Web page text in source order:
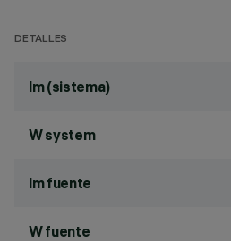
DETALLES
lm (sistema)
W system
lm fuente
W fuente